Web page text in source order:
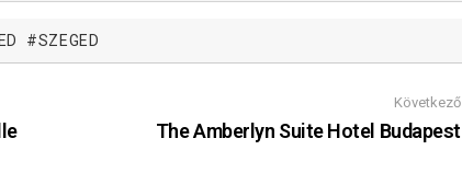
SZEGED
Következő
The Amberlyn Suite Hotel Budapest